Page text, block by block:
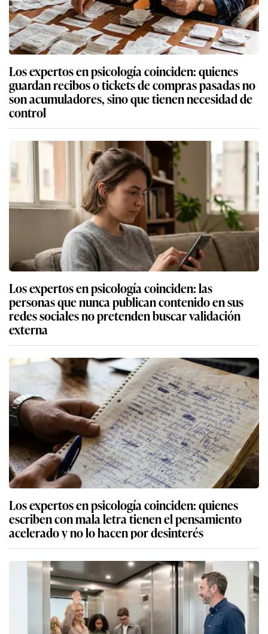
Los expertos en psicología coinciden: quienes
guardan recibos o tickets de compras pasadas no
son acumuladores, sino que tienen necesidad de
control
Los expertos en psicología coinciden: las
personas que nunca publican contenido en sus
redes sociales no pretenden buscar validación
externa
Los expertos en psicología coinciden: quienes
escriben con mala letra tienen el pensamiento
acelerado y no lo hacen por desinterés